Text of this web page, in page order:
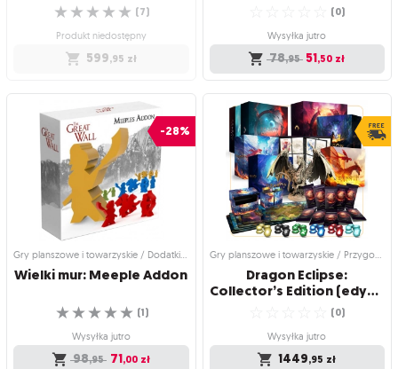
☆
☆
☆
☆
☆ (7)
Produkt niedostępny
599,95 zł
Gry planszowe i towarzyskie /
Strategiczne gry planszowe
Wielki mur (wersja z
figurkami)
Zostań głową najbardziej zasłużonego
klanu!
☆
☆
☆
☆
☆ (7)
Produkt niedostępny
(0)
Wysyłka jutro
78,95 51,50 zł
Promocje / Ostateczna okazja
Wielki mur: Expansions
Meeple Addon
Gratka dla fanów drewna w grach!
☆
☆
☆
☆
☆ (0)
Wysyłka jutro
78,95 51,50 zł
-28%
Gry planszowe i towarzyskie / Dodatki do gier
Wielkimur:Meeple Addon
☆
☆
☆
☆
☆ (1)
Wysyłka jutro
98,95 71,00 zł
Gry planszowe i towarzyskie / Przygodowe gry planszowe
Dragon Eclipse:
Collector’s Edition (edycja polska)
(0)
Wysyłka jutro
1449,95 zł